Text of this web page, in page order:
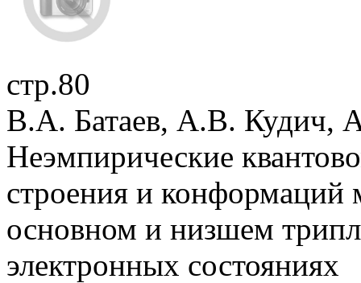
стр.80
В.А. Батаев, А.В. Кудич,
Неэмпирические
строения и конформаций
основном и низшем
электронных состояниях